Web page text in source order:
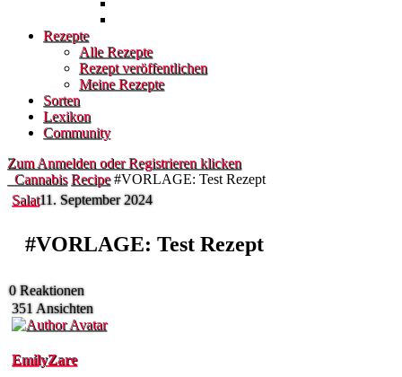
Rezepte
Alle Rezepte
Rezept veröffentlichen
Meine Rezepte
Sorten
Lexikon
Community
Zum Anmelden oder Registrieren klicken
Cannabis Recipe #VORLAGE: Test Rezept
Salat11. September 2024
#VORLAGE: Test Rezept
0 Reaktionen
351 Ansichten
EmilyZare